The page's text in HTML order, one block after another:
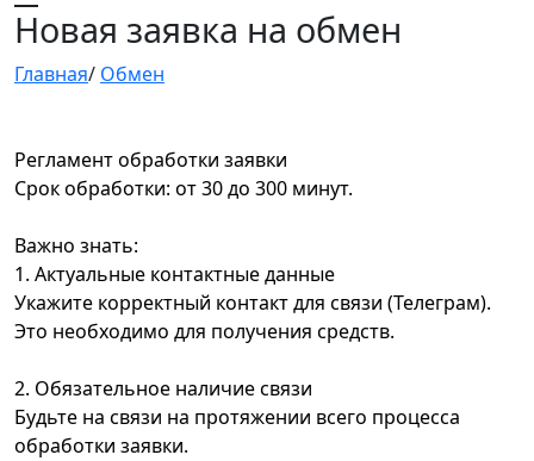
Новая заявка на обмен
Главная/ Обмен
Регламент обработки заявки
Срок обработки: от 30 до 300 минут.
Важно знать:
1. Актуальные контактные данные
Укажите корректный контакт для связи (Телеграм).
Это необходимо для получения средств.
2. Обязательное наличие связи
Будьте на связи на протяжении всего процесса
обработки заявки.